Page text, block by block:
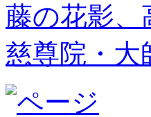
藤の花影、
慈尊院・大